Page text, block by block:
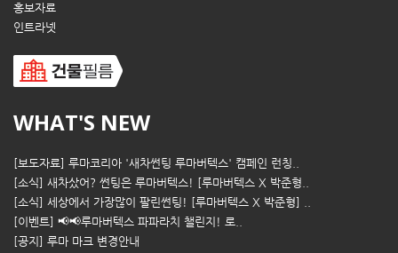
홍보자료
인트라넷
WHAT'S NEW
[보도자료] 루마코리아 '새차썬팅 루마버텍스' 캠페인 런칭..
[소식] 새차샀어? 썬팅은 루마버텍스! [루마버텍스 X 박준형..
[소식] 세상에서 가장많이 팔린썬팅! [루마버텍스 X 박준형] ..
[이벤트] 📢📢루마버텍스 파파라치 챌린지! 로..
[공지] 루마 마크 변경안내